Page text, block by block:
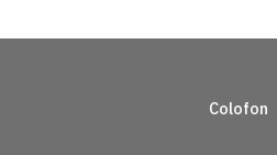
Colofon